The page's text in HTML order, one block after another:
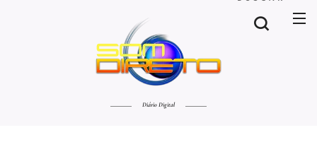
Diário Digital